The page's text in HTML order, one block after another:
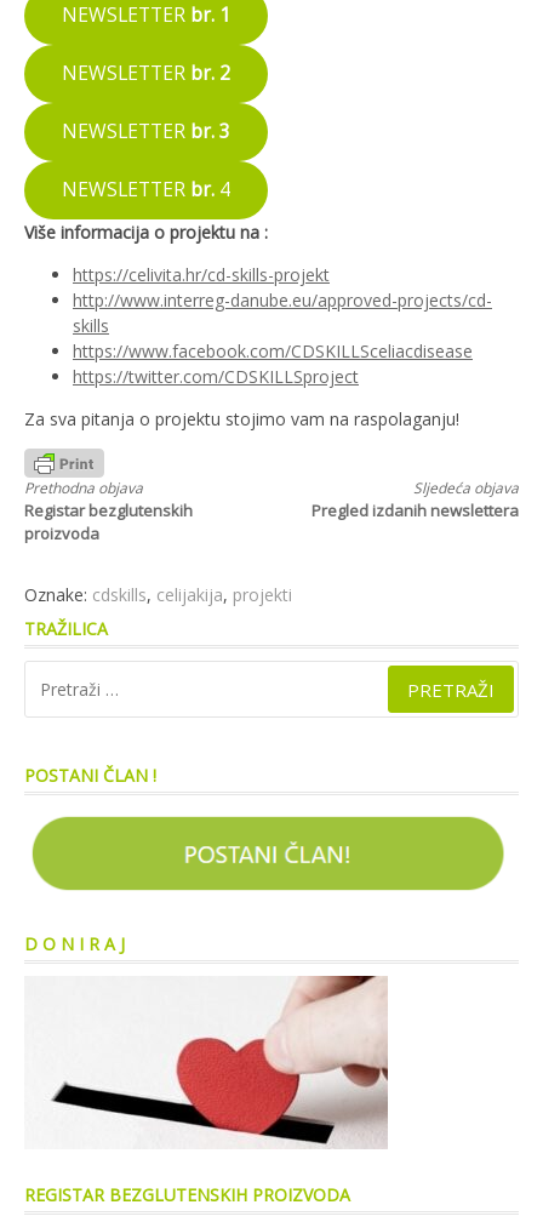
NEWSLETTER br. 1
NEWSLETTER br. 2
NEWSLETTER br. 3
NEWSLETTER br. 4
Više informacija o projektu na :
https://celivita.hr/cd-skills-projekt
http://www.interreg-danube.eu/approved-projects/cd-
skills
https://www.facebook.com/CDSKILLSceliacdisease
https://twitter.com/CDSKILLSproject
Za sva pitanja o projektu stojimo vam na raspolaganju!
Nastavi
s
čitanjem
Prethodna objava
Registar bezglutenskih
proizvoda
Sljedeća objava
Pregled izdanih newslettera
Oznake: cdskills, celijakija, projekti
TRAŽILICA
POSTANI ČLAN !
D O N I R A J
REGISTAR BEZGLUTENSKIH PROIZVODA